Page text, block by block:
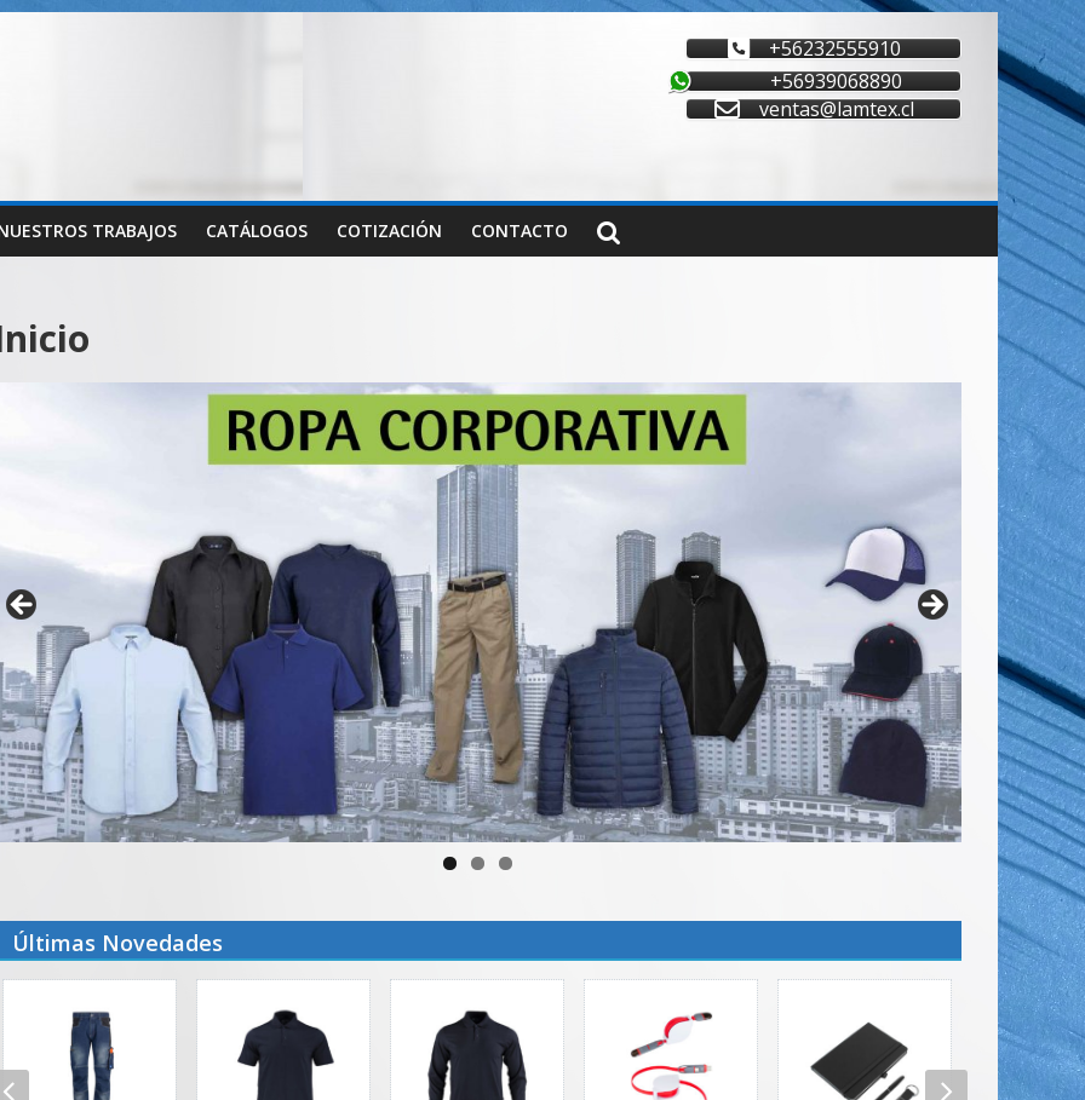
+56232555910
+56939068890
ventas@lamtex.cl
TRABAJOS CATÁLOGOS COTIZACIÓN CONTACTO
Últimas Novedades